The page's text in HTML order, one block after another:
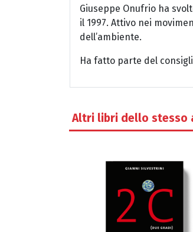
Giuseppe Onufrio ha
il 1997. Attivo nei
dell’ambiente.
Ha fatto parte del
Altri libri dello stesso